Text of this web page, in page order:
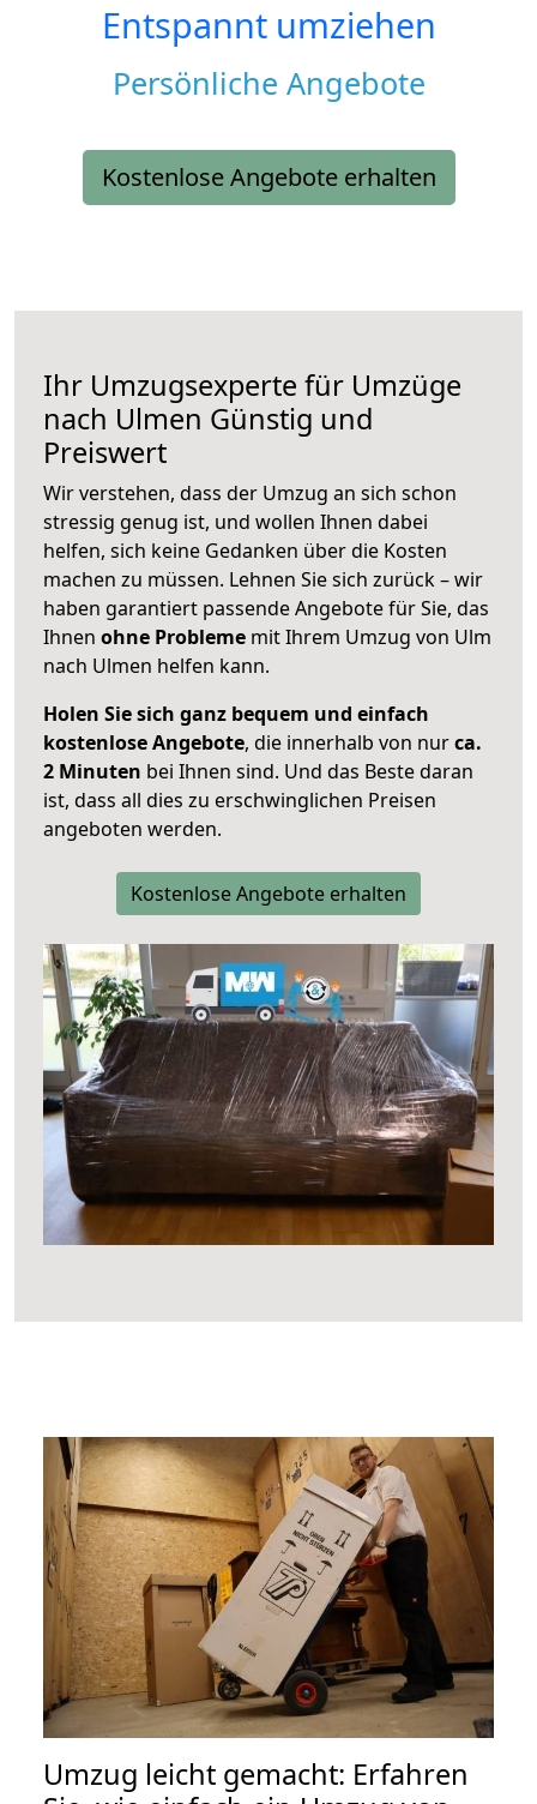
Entspannt umziehen
Persönliche Angebote
Kostenlose Angebote erhalten
Ihr Umzugsexperte für Umzüge
nach Ulmen Günstig und
Preiswert
Wir verstehen, dass der Umzug an sich schon
stressig genug ist, und wollen Ihnen dabei
helfen, sich keine Gedanken über die Kosten
machen zu müssen. Lehnen Sie sich zurück – wir
haben garantiert passende Angebote für Sie, das
Ihnen ohne Probleme mit Ihrem Umzug von Ulm
nach Ulmen helfen kann.
Holen Sie sich ganz bequem und einfach
kostenlose Angebote, die innerhalb von nurca.
2 Minuten bei Ihnen sind. Und das Beste daran
ist, dass all dies zu erschwinglichen Preisen
angeboten werden.
Kostenlose Angebote erhalten
Umzug leicht gemacht: Erfahren